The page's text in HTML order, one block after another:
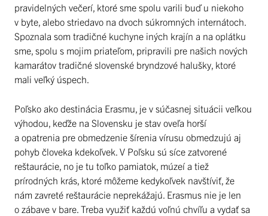
pravidelných večerí, ktoré sme spolu varili buď u niekoho
v byte, alebo striedavo na dvoch súkromných internátoch.
Spoznala som tradičné kuchyne iných krajín a na oplátku
sme, spolu s mojim priateľom, pripravili pre našich nových
kamarátov tradičné slovenské bryndzové halušky, ktoré
mali veľký úspech.
Poľsko ako destinácia Erasmu, je v súčasnej situácii veľkou
výhodou, keďže na Slovensku je stav oveľa horší
a opatrenia pre obmedzenie šírenia vírusu obmedzujú aj
pohyb človeka kdekoľvek. V Poľsku sú síce zatvorené
reštaurácie, no je tu toľko pamiatok, múzeí a tiež
prírodných krás, ktoré môžeme kedykoľvek navštíviť, že
nám zavreté reštaurácie neprekážajú. Erasmus nie je len
o zábave v bare. Treba využiť každú voľnú chvíľu a vydať sa